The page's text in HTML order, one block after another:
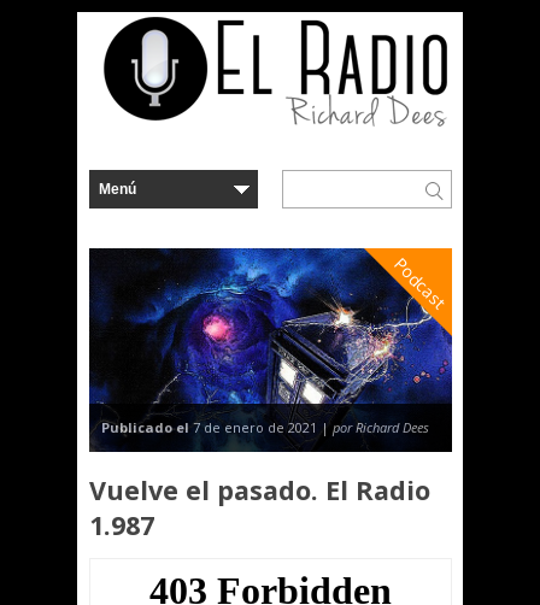
Podcast
Publicado el 7 de enero de 2021 |por Richard Dees
Vuelve el pasado. El Radio
1.987